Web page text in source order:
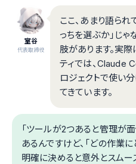
室谷
代表取締役
ここ、あまり語られ
っちを選ぶか」じゃ
肢があります。実
ティでは、Claude
ロジェクトで使い
てきています。
「ツールが2つあると管理が
あるんですけど、「どの作業
明確に決めると意外とスムー